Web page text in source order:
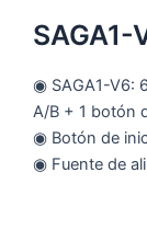
SAGA1-
◉ SAGA1-V6:
A/B + 1 botón
◉ Botón de
◉ Fuente de